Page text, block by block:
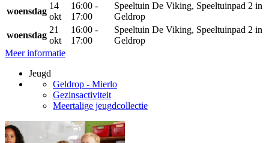
woensdag
14
okt
16:00 -
17:00
Speeltuin De Viking, Speeltuinpad 2 in
Geldrop
woensdag
21
okt
16:00 -
17:00
Speeltuin De Viking, Speeltuinpad 2 in
Geldrop
Meer informatie
Jeugd
Geldrop - Mierlo
Gezinsactiviteit
Meertalige jeugdcollectie